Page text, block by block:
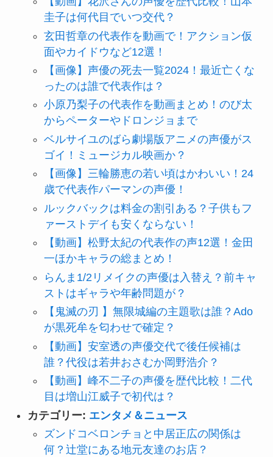
圭子は何代目でいつ交代？
玄田哲章の代表作を動画で！アクション仮
面やカイドウなど12選！
【画像】声優の死去一覧2024！最近亡くな
ったのは誰で代表作は？
小原乃梨子の代表作を動画まとめ！のび太
からペーターやドロンジョまで
ベルサイユのばら劇場版アニメの声優がス
ゴイ！ミュージカル映画か？
【画像】三輪勝恵の若い頃はかわいい！24
歳で代表作パーマンの声優！
ルックバックは料金の割引ある？子供もフ
ァーストデイも安くならない！
【動画】松野太紀の代表作の声12選！金田
一ほかキャラの総まとめ！
らんま1/2リメイクの声優は入替え？前キャ
ストはギャラや年齢問題が？
【鬼滅の刃 】無限城編の主題歌は誰？Ado
が黒死牟を匂わせで確定？
【動画】安室透の声優交代で後任候補は
誰？代役は若井おさむか岡野浩介？
【動画】峰不二子の声優を歴代比較！二代
目は増山江威子で初代は？
カテゴリー: エンタメ＆ニュース
ズンドコベロンチョと中居正広の関係は
何？辻堂にある地元友達のお店？